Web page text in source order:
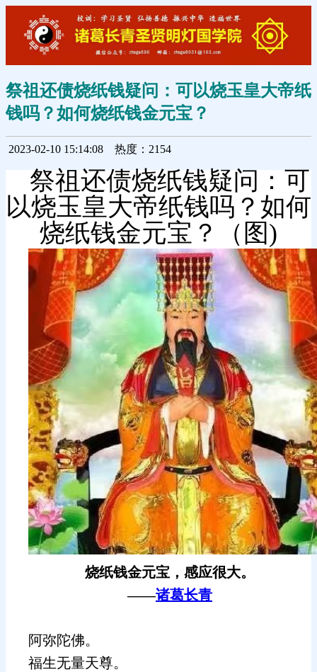
祭祖还债烧纸钱疑问：可以烧玉皇大帝纸
钱吗？如何烧纸钱金元宝？
2023-02-10 15:14:08 热度：2154
祭祖还债烧纸钱疑问：可
以烧玉皇大帝纸钱吗？如何
烧纸钱金元宝？（图)
烧纸钱金元宝，感应很大。
——诸葛长青
阿弥陀佛。
福生无量天尊。